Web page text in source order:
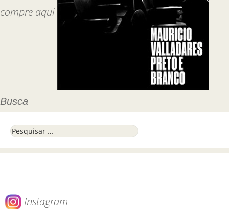
compre aqui
Busca
Pesquisar por:
Instagram